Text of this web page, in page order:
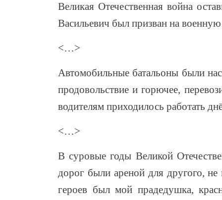
Великая Отечественная война
Васильевич был призван на
<…>
Автомобильные батальоны были
продовольствие и горючее,
водителям приходилось работать
<…>
В суровые годы Великой
дорог были ареной для другого,
героев был мой прадедушка,